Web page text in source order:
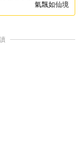
氣飄如仙境